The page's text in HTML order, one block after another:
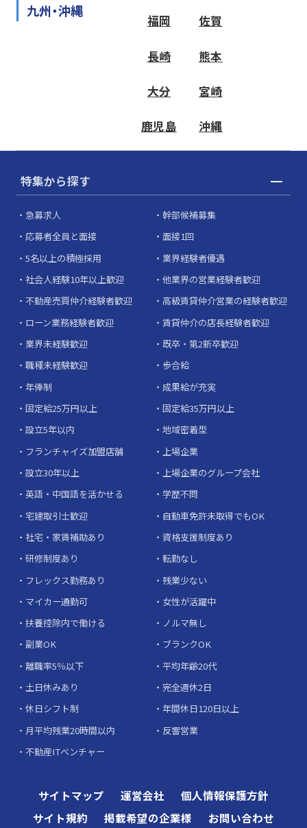
九州・沖縄
福岡 佐賀
長崎 熊本
大分 宮崎
鹿児島 沖縄
特集から探す
急募求人
幹部候補募集
応募者全員と面接
面接1回
5名以上の積極採用
業界経験者優遇
社会人経験10年以上歓迎
他業界の営業経験者歓迎
不動産売買仲介経験者歓迎
高級賃貸仲介営業の経験者歓迎
ローン業務経験者歓迎
賃貸仲介の店長経験者歓迎
業界未経験歓迎
既卒・第2新卒歓迎
職種未経験歓迎
歩合給
年俸制
成果給が充実
固定給25万円以上
固定給35万円以上
設立5年以内
地域密着型
フランチャイズ加盟店舗
上場企業
設立30年以上
上場企業のグループ会社
英語・中国語を活かせる
学歴不問
宅建取引士歓迎
自動車免許未取得でもOK
社宅・家賃補助あり
資格支援制度あり
研修制度あり
転勤なし
フレックス勤務あり
残業少ない
マイカー通勤可
女性が活躍中
扶養控除内で働ける
ノルマ無し
副業OK
ブランクOK
離職率5％以下
平均年齢20代
土日休みあり
完全週休2日
休日シフト制
年間休日120日以上
月平均残業20時間以内
反響営業
不動産ITベンチャー
サイトマップ 運営会社
個人情報保護方針
サイト規約
掲載希望の企業様 お問い合わせ